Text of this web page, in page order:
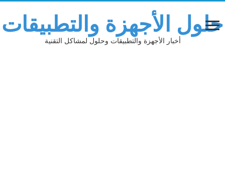
حلول الأجهزة والتطبيقات
أخبار الأجهزة والتطبيقات وحلول لمشاكل التقنية